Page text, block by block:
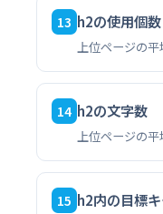
13 h2の使用個数
上位ページの
14 h2の文字数
上位ページの
15 h2内の目標